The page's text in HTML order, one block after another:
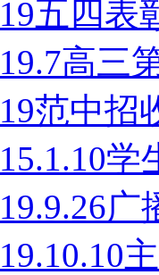
五四表
高三
范中招
广